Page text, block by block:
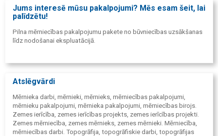
Jums interesē mūsu pakalpojumi? Mēs esam šeit, lai
palīdzētu!
Pilna mērniecības pakalpojumu pakete no būvniecības uzsākšanas
līdz nodošanai ekspluatācijā.
Atslēgvārdi
Mērnieka darbi, mērnieki, mērnieks, mērniecības pakalpojumi,
mērnieku pakalpojumi, mērnieka pakalpojumi, mērniecības birojs.
Zemes ierīcība, zemes ierīcības projekts, zemes ierīcības projekti.
Zemes mērniecība, zemes mērnieks, zemes mērnieki. Mērniecība,
mērniecības darbi. Topogrāfija, topogrāfiskie darbi, topogrāfijas